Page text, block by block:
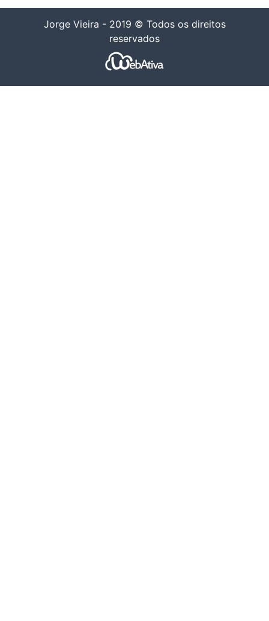
Jorge Vieira - 2019 © Todos os direitos
reservados